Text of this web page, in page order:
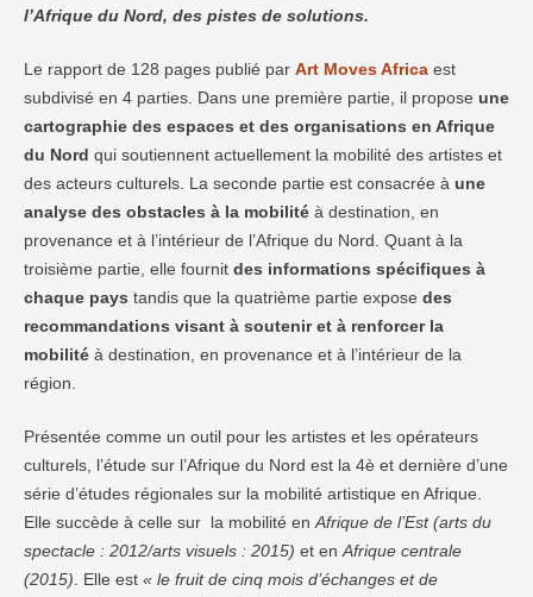
l’Afrique du Nord, des pistes de solutions.
Le rapport de 128 pages publié par Art Moves Africa est
subdivisé en 4 parties. Dans une première partie, il propose une
cartographie des espaces et des organisations en Afrique
du Nord qui soutiennent actuellement la mobilité des artistes et
des acteurs culturels. La seconde partie est consacrée à une
analyse des obstacles à la mobilité à destination, en
provenance et à l’intérieur de l’Afrique du Nord. Quant à la
troisième partie, elle fournit des informations spécifiques à
chaque pays tandis que la quatrième partie expose des
recommandations visant à soutenir et à renforcer la
mobilité à destination, en provenance et à l’intérieur de la
région.
Présentée comme un outil pour les artistes et les opérateurs
culturels, l’étude sur l’Afrique du Nord est la 4è et dernière d’une
série d’études régionales sur la mobilité artistique en Afrique.
Elle succède à celle sur la mobilité en Afrique de l’Est (arts du
spectacle : 2012/arts visuels : 2015) et en Afrique centrale
(2015) . Elle est « le fruit de cinq mois d’échanges et de